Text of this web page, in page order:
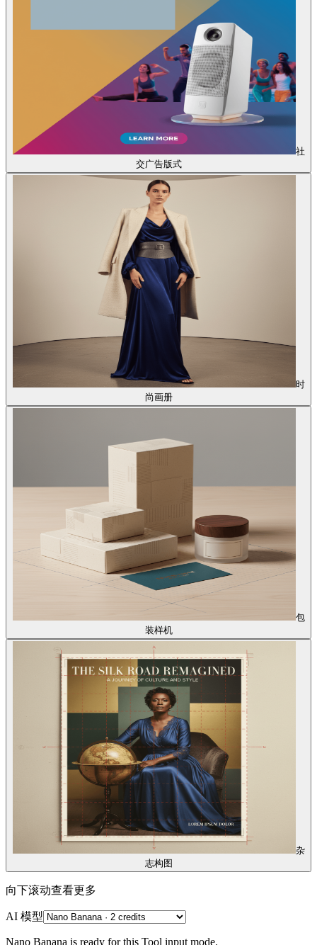
社
交广告版式
时
尚画册
包
装样机
杂
志构图
向下滚动查看更多
AI 模型
Nano Banana is ready for this Tool input mode.